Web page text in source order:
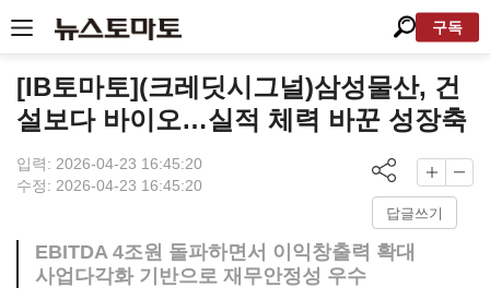
구독
[IB토마토](크레딧시그널)삼성물산, 건
설보다 바이오…실적 체력 바꾼 성장축
입력: 2026-04-23 16:45:20
수정: 2026-04-23 16:45:20
답글쓰기
EBITDA 4조원 돌파하면서 이익창출력 확대
사업다각화 기반으로 재무안정성 우수